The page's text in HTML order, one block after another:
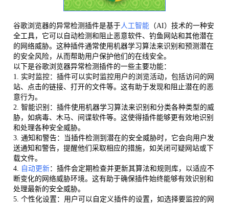
谷歌浏览器的异常检测插件是基于人工智能（AI）技术的一种安
全工具，它可以自动检测和阻止恶意软件、钓鱼网站和其他潜在
的网络威胁。这种插件通常使用机器学习算法来识别和预测潜在
的安全风险，从而帮助用户保护他们的在线安全。
以下是谷歌浏览器异常检测插件的一些主要功能：
1. 实时监控：插件可以实时监控用户的浏览活动，包括访问的网
站、点击的链接、打开的文件等。这有助于发现和阻止潜在的恶
意行为。
2. 智能识别：插件使用机器学习算法来识别和分类各种类型的威
胁，如病毒、木马、间谍软件等。这使得插件能够更有效地识别
和处理各种安全威胁。
3. 通知和警告：当插件检测到潜在的安全威胁时，它会向用户发
送通知和警告，提醒他们采取相应的措施，如关闭可疑网站或下
载文件。
4. 自动更新：插件会定期检查并更新其算法和规则库，以适应不
断变化的网络威胁环境。这有助于确保插件始终能够有效识别和
处理最新的安全威胁。
5. 个性化设置：用户可以自定义插件的设置，如选择要监控的网